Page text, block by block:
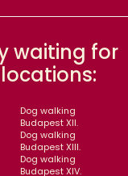
waiting for
Dog walking
Budapest XII.
Dog walking
Budapest XIII.
Dog walking
Budapest XIV.